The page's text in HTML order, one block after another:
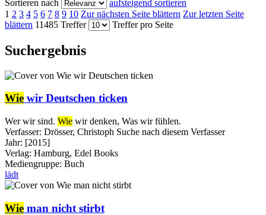
Sortieren nach
aufsteigend sortieren
1 2 3 4 5 6 7 8 9 10 Zur nächsten Seite blättern Zur letzten Seite
blättern 11485 Treffer Treffer pro Seite
Suchergebnis
Wie wir Deutschen ticken
Wer wir sind. Wie wir denken, Was wir fühlen.
Verfasser: Drösser, Christoph Suche nach diesem Verfasser
Jahr: [2015]
Verlag: Hamburg, Edel Books
Mediengruppe: Buch
lädt
Wie man nicht stirbt